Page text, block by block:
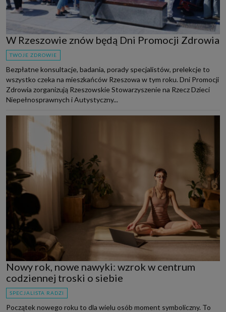
W Rzeszowie znów będą Dni Promocji Zdrowia
TWOJE ZDROWIE
Bezpłatne konsultacje, badania, porady specjalistów, prelekcje to
wszystko czeka na mieszkańców Rzeszowa w tym roku. Dni Promocji
Zdrowia zorganizują Rzeszowskie Stowarzyszenie na Rzecz Dzieci
Niepełnosprawnych i Autystyczny...
Nowy rok, nowe nawyki: wzrok w centrum
codziennej troski o siebie
SPECJALISTA RADZI
Początek nowego roku to dla wielu osób moment symboliczny. To